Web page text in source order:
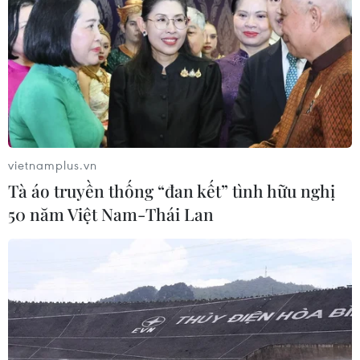
Đám cháy mang tên Oak Fire bùng lên hôm 22/7 gần
Công viên Quốc gia Yosemite và lan rộng từ khoảng
600 mẫu Anh lên 9.500 mẫu Anh (3.800 ha) trong vòng
24 giờ.
vietnamplus.vn
Tà áo truyền thống “đan kết” tình hữu nghị
50 năm Việt Nam-Thái Lan